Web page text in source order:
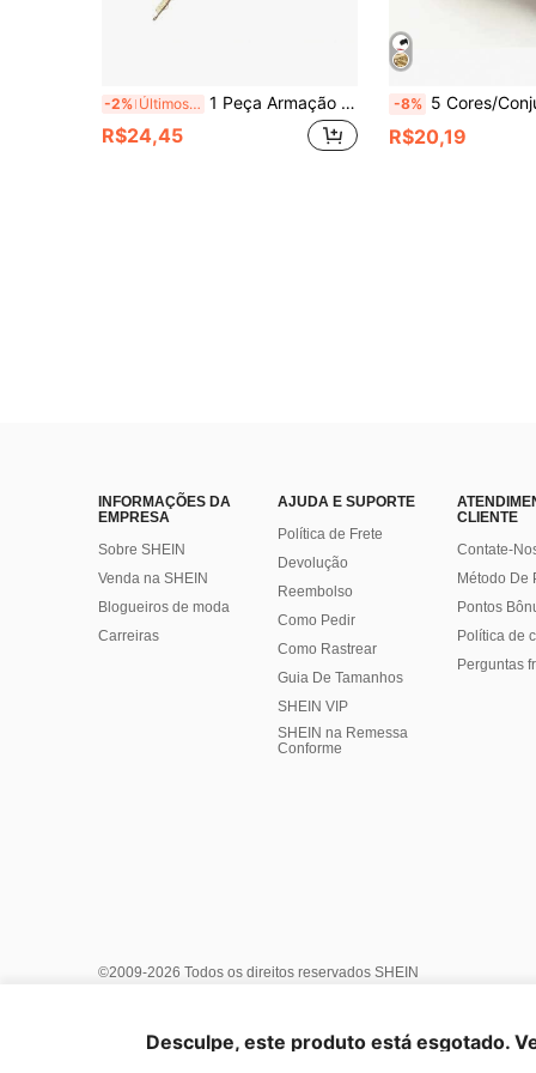
-2% Últimos 3 dias 1 Peça Armação de Carteira, Cor Dourada Clara, Opções de Tamanho: 8,5cm/10,5cm/12,5cm/15cm/18cm/20cm
R$24,45
-8% 5 Cores/Conjunto 1 Peça Estrutura de Carteira de Metal com Contas Coloridas, Adequada para Bolsas, Fabricação de Carteiras DIY, Estrutura de Fecho de Hardware de Carteira,
R$20,19
INFORMAÇÕES DA
EMPRESA
Sobre SHEIN
Venda na SHEIN
Blogueiros de moda
Carreiras
AJUDA E SUPORTE
Política de Frete
Devolução
Reembolso
Como Pedir
Como Rastrear
Guia De Tamanhos
SHEIN VIP
SHEIN na Remessa
Conforme
CLIENTE
Contate-
Método De
Pontos
Política de
Perguntas
©2009-2026 Todos os direitos reservados SHEIN
Informações da Empresa
Escolha do anúncio United
Desculpe, este produto está esgotado.